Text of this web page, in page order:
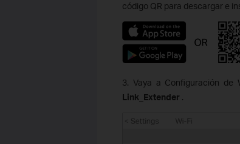
código QR para descargar e
3. Vaya a Configuración
Link_Extender .